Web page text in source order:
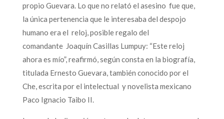
propio Guevara. Lo que no relató el asesino fue que,
la única pertenencia que le interesaba del despojo
humano era el reloj, posible regalo del
comandante Joaquín Casillas Lumpuy: “Este reloj
ahora es mío”, reafirmó, según consta en la biografía,
titulada Ernesto Guevara, también conocido por el
Che, escrita por el intelectual y novelista mexicano
Paco Ignacio Taibo II.